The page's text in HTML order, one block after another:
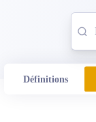
Définitions